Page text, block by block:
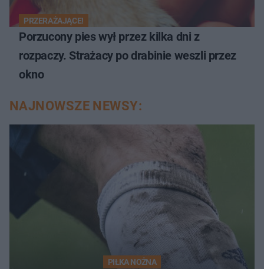
PRZERAŻAJĄCE!
Porzucony pies wył przez kilka dni z
rozpaczy. Strażacy po drabinie weszli przez
okno
NAJNOWSZE NEWSY:
PIŁKA NOŻNA